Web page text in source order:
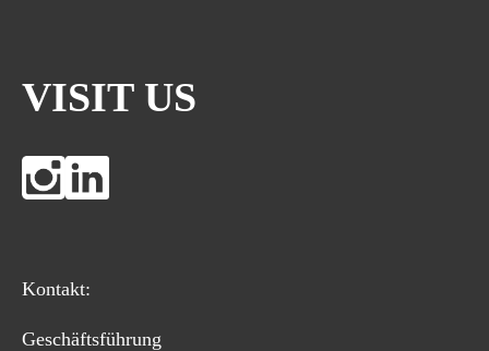
VISIT US
Kontakt:
Geschäftsführung